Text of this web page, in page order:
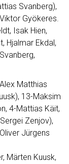
Svanberg),
Gyökeres.
Isak Hien,
Hjalmar Ekdal,
Matthias
13-Maksim
4-Mattias Käit,
Zenjov),
Jürgens
Märten Kuusk,